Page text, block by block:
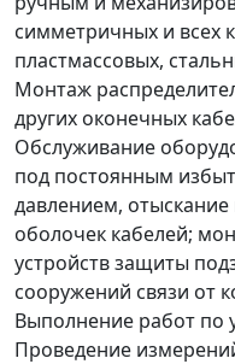
симметричных и всех
пластмассовых,
Монтаж
других оконечных
Обслуживание
под постоянным
давлением,
оболочек кабелей;
устройств защиты
сооружений связи от
Выполнение работ по
Проведение